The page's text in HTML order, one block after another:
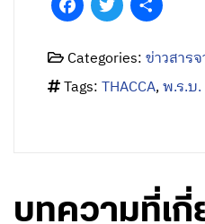
FacebookTwitter
Categories:ข่าวสาร
Tags:THACCA,พ.ร.บ
บทความที่เกี่